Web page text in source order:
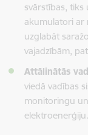
svārstības,
akumulatori ar
uzglabāt
vajadzībām,
Attālinātās
viedā vadības
monitoringu
elektroenerģiju.